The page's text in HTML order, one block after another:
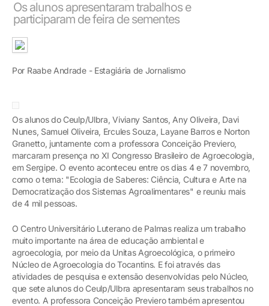
Os alunos apresentaram trabalhos e
participaram de feira de sementes
Por Raabe Andrade - Estagiária de Jornalismo
Os alunos do Ceulp/Ulbra, Viviany Santos, Any Oliveira, Davi
Nunes, Samuel Oliveira, Ercules Souza, Layane Barros e Norton
Granetto, juntamente com a professora Conceição Previero,
marcaram presença no XI Congresso Brasileiro de Agroecologia,
em Sergipe. O evento aconteceu entre os dias 4 e 7 novembro,
como o tema: "Ecologia de Saberes: Ciência, Cultura e Arte na
Democratização dos Sistemas Agroalimentares" e reuniu mais
de 4 mil pessoas.
O Centro Universitário Luterano de Palmas realiza um trabalho
muito importante na área de educação ambiental e
agroecologia, por meio da Unitas Agroecológica, o primeiro
Núcleo de Agroecologia do Tocantins. E foi através das
atividades de pesquisa e extensão desenvolvidas pelo Núcleo,
que sete alunos do Ceulp/Ulbra apresentaram seus trabalhos no
evento. A professora Conceição Previero também apresentou